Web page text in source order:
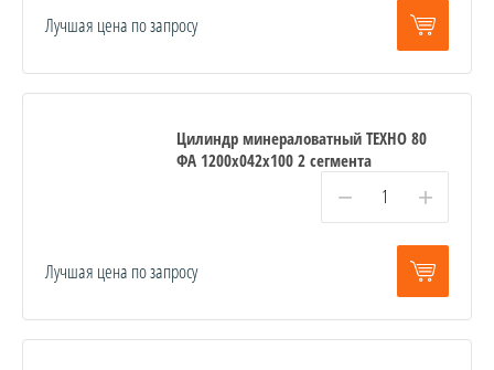
Лучшая цена по запросу
Цилиндр минераловатный ТЕХНО 80
ФА 1200x042x100 2 сегмента
− +
Лучшая цена по запросу